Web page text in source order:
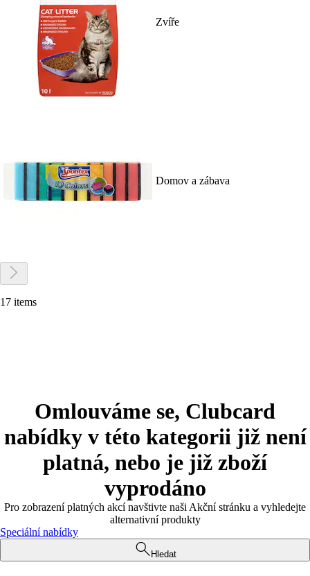
Zvíře
Domov a zábava
17 items
Omlouváme se, Clubcard
nabídky v této kategorii již není
platná, nebo je již zboží
vyprodáno
Pro zobrazení platných akcí navštivte naši Akční stránku a vyhledejte
alternativní produkty
Speciální nabídky
Hledat